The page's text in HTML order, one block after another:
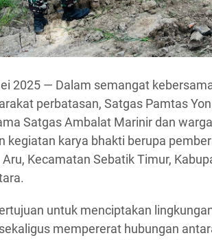
2025 — Dalam semangat
perbatasan, Satgas Pamtas
Satgas Ambalat Marinir dan
kegiatan karya bhakti berupa
Aru, Kecamatan Sebatik Timur,
untuk menciptakan
mempererat hubungan